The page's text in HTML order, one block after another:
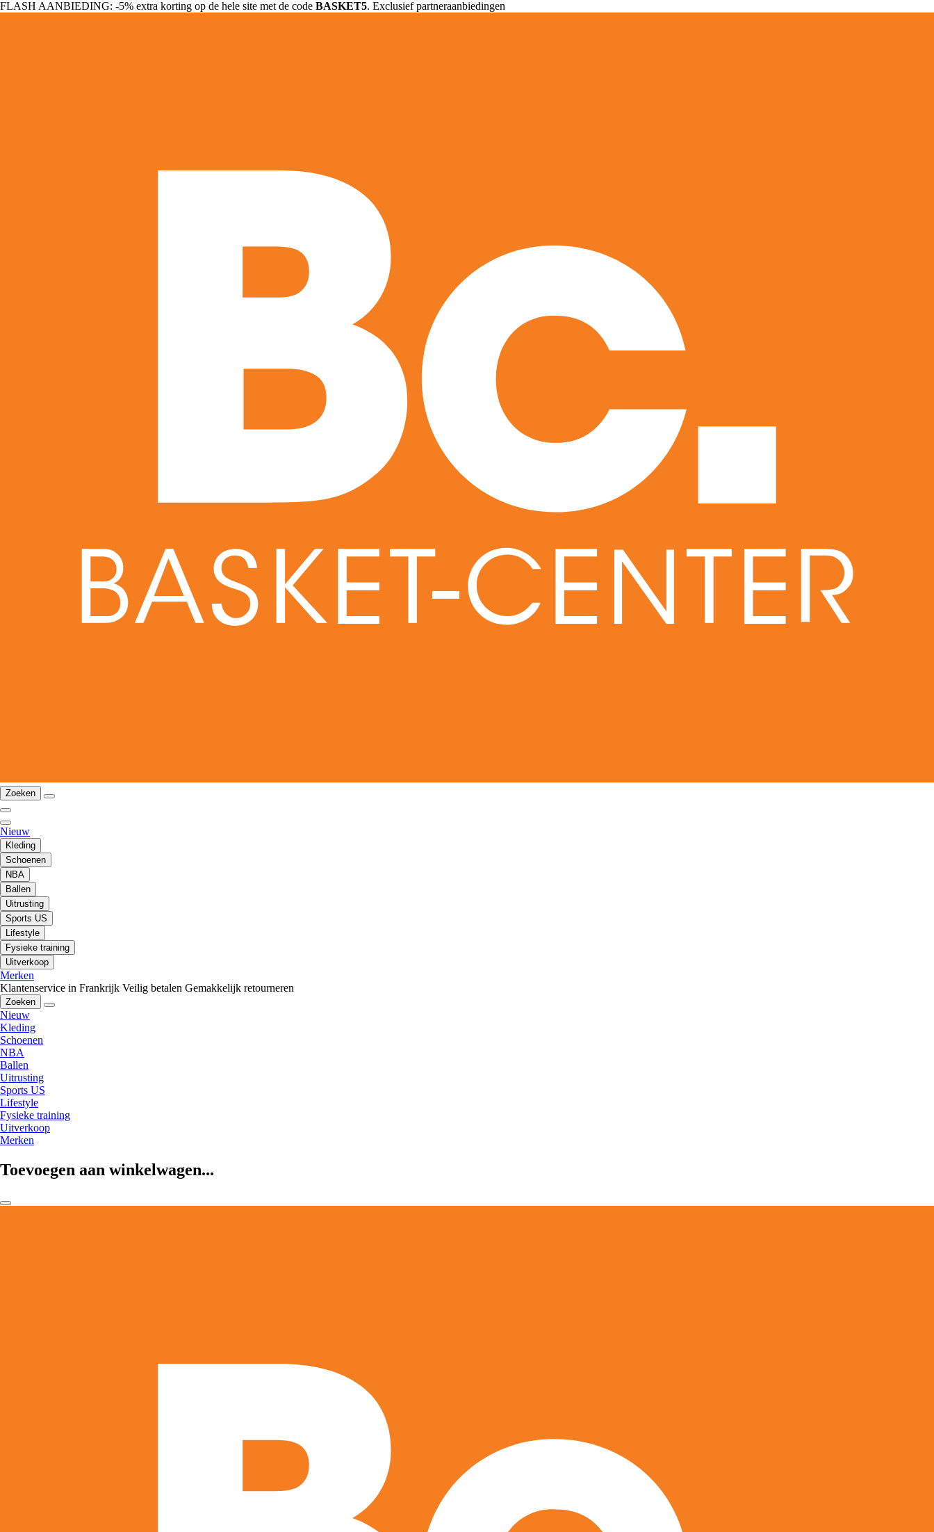
FLASH AANBIEDING: -5% extra korting op de hele site met de code BASKET5. Exclusief partneraanbiedingen
Zoeken
Nieuw
Kleding
Schoenen
NBA
Ballen
Uitrusting
Sports US
Lifestyle
Fysieke training
Uitverkoop
Merken
Klantenservice in Frankrijk Veilig betalen Gemakkelijk retourneren
Zoeken
Nieuw
Kleding
Schoenen
NBA
Ballen
Uitrusting
Sports US
Lifestyle
Fysieke training
Uitverkoop
Merken
Toevoegen aan winkelwagen...